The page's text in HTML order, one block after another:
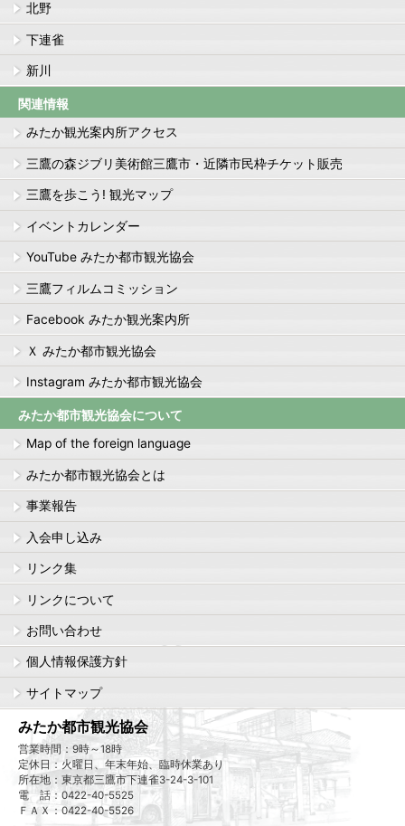
北野
下連雀
新川
関連情報
みたか観光案内所アクセス
三鷹の森ジブリ美術館三鷹市・近隣市民枠チケット販売
三鷹を歩こう! 観光マップ
イベントカレンダー
YouTube みたか都市観光協会
三鷹フィルムコミッション
Facebook みたか観光案内所
Ｘ みたか都市観光協会
Instagram みたか都市観光協会
みたか都市観光協会について
Map of the foreign language
みたか都市観光協会とは
事業報告
入会申し込み
リンク集
リンクについて
お問い合わせ
個人情報保護方針
サイトマップ
みたか都市観光協会
営業時間：9時～18時
定休日：火曜日、年末年始、臨時休業あり
所在地：東京都三鷹市下連雀3-24-3-101
電 話：0422-40-5525
ＦＡＸ：0422-40-5526